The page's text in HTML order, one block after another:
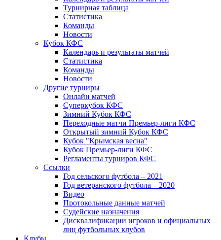
Турнирная таблица
Статистика
Команды
Новости
Кубок КФС
Календарь и результаты матчей
Статистика
Команды
Новости
Другие турниры
Онлайн матчей
Суперкубок КФС
Зимний Кубок КФС
Переходные матчи Премьер-лиги КФС
Открытый зимний Кубок КФС
Кубок "Крымская весна"
Кубок Премьер-лиги КФС
Регламенты турниров КФС
Ссылки
Год сельского футбола – 2021
Год ветеранского футбола – 2020
Видео
Протокольные данные матчей
Судейские назначения
Дисквалификации игроков и официальных
лиц футбольных клубов
Клубы